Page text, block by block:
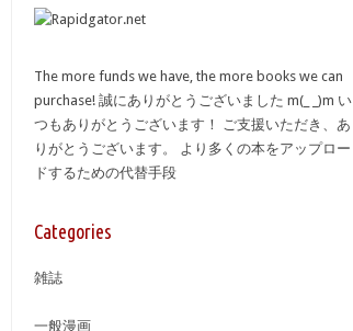
The more funds we have, the more books we can
purchase! 誠にありがとうございました m(_ _)m い
つもありがとうございます！ ご支援いただき、あ
りがとうございます。 より多くの本をアップロー
ドするための代替手段
Categories
雑誌
一般漫画